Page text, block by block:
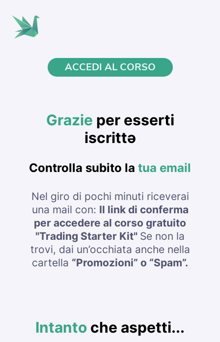
ACCEDI AL CORSO
Grazie per esserti
iscrittə
Controlla subito la tua email
Nel giro di pochi minuti riceverai
una mail con: Il link di conferma
per accedere al corso gratuito
"Trading Starter Kit" Se non la
trovi, dai un’occhiata anche nella
cartella “Promozioni” o “Spam”.
Intanto che aspetti...